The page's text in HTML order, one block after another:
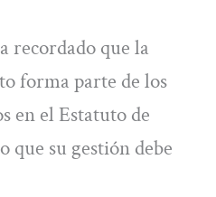
recordado que la
forma parte de los
en el Estatuto de
que su gestión debe